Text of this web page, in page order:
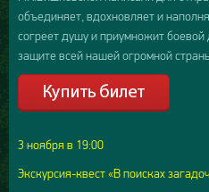
объединяет, вдохновляет и
согреет душу и приумножит боевой
защите всей нашей огромной
3 ноября в 19:00
Экскурсия-квест «В поисках